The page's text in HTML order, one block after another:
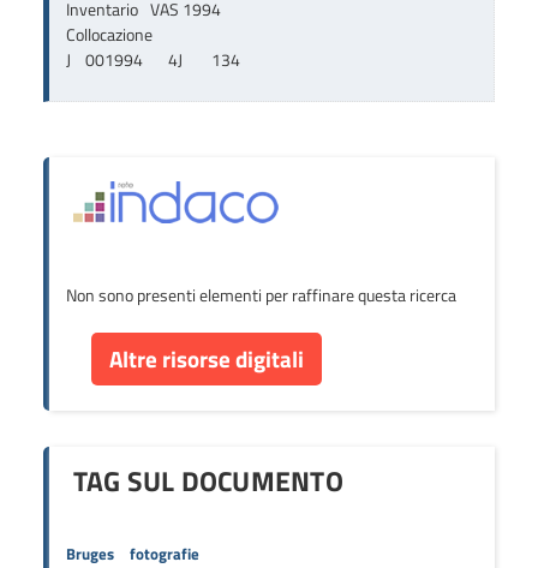
Inventario VAS 1994
Collocazione
J    001994       4J        134
Non sono presenti elementi per raffinare questa ricerca
Altre risorse digitali
TAG SUL DOCUMENTO
Bruges fotografie